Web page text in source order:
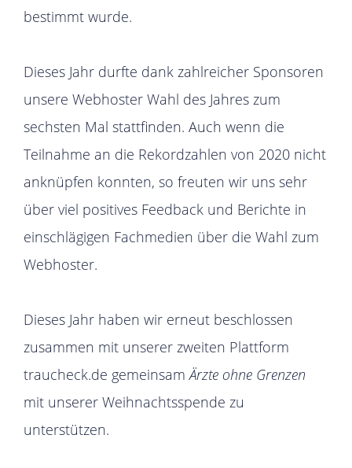
bestimmt wurde.
Dieses Jahr durfte dank zahlreicher Sponsoren
unsere Webhoster Wahl des Jahres zum
sechsten Mal stattfinden. Auch wenn die
Teilnahme an die Rekordzahlen von 2020 nicht
anknüpfen konnten, so freuten wir uns sehr
über viel positives Feedback und Berichte in
einschlägigen Fachmedien über die Wahl zum
Webhoster.
Dieses Jahr haben wir erneut beschlossen
zusammen mit unserer zweiten Plattform
traucheck.de gemeinsamÄrzte ohne Grenzen
mit unserer Weihnachtsspende zu
unterstützen.